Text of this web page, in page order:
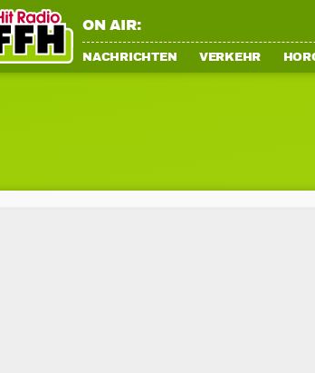
ON AIR:
NACHRICHTEN VERKEHR